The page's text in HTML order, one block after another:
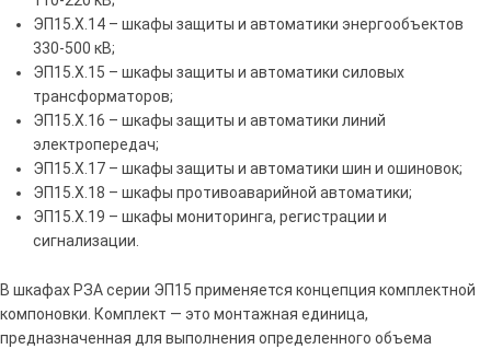
ЭП15.Х.14 – шкафы защиты и автоматики энергообъектов
330-500 кВ;
ЭП15.Х.15 – шкафы защиты и автоматики силовых
трансформаторов;
ЭП15.Х.16 – шкафы защиты и автоматики линий
электропередач;
ЭП15.Х.17 – шкафы защиты и автоматики шин и ошиновок;
ЭП15.Х.18 – шкафы противоаварийной автоматики;
ЭП15.Х.19 – шкафы мониторинга, регистрации и
сигнализации.
В шкафах РЗА серии ЭП15 применяется концепция комплектной
компоновки. Комплект — это монтажная единица,
предназначенная для выполнения определенного объема